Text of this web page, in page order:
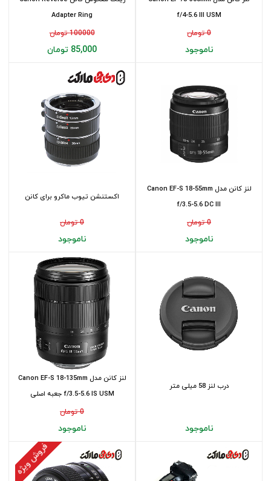
Adapter Ring
100000 تومان
85,000 تومان
f/4-5.6 III USM
0 تومان
ناموجود
اکستنشن تیوب ماکرو برای کانن
0 تومان
ناموجود
لنز کانن مدل Canon EF-S 18-55mm
f/3.5-5.6 DC III
0 تومان
ناموجود
لنز کانن مدل Canon EF-S 18-135mm
f/3.5-5.6 IS USM جعبه اصلی
0 تومان
ناموجود
درب لنز 58 میلی متر
ناموجود
فروش ویژه